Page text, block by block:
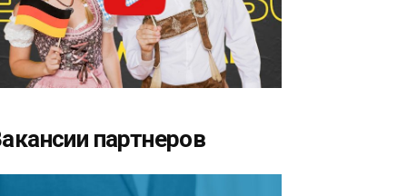
партнеров